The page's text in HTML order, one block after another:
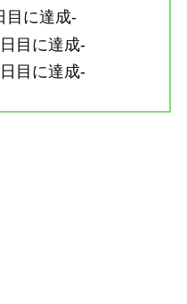
目に達成-
目に達成-
目に達成-